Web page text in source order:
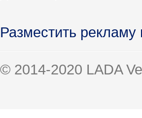
Разместить рекламу
© 2014-2020 LADA